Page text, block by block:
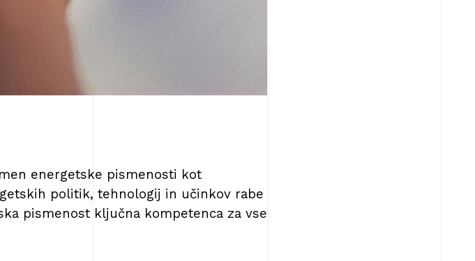
energetske pismenosti kot
politik, tehnologij in učinkov rabe
pismenost ključna kompetenca za vse